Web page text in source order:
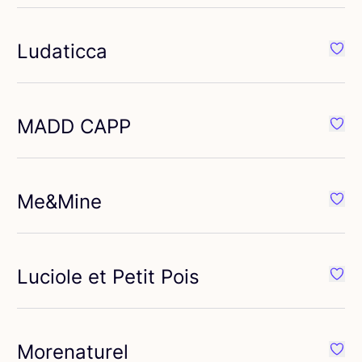
Mimi&Lula
Ludaticca
Maan Amsterdam
MADD CAPP
Manuela De Juan
Me&Mine
Meesie&Bintjes
Luciole et Petit Pois
Morelli
Morenaturel